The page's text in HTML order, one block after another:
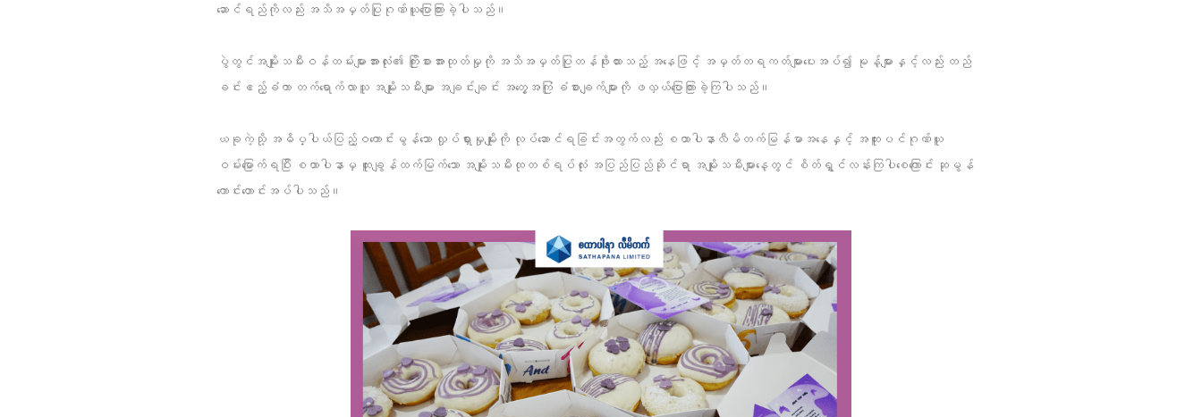
ဆောင်ရည်ကိုလည်း အသိအမှတ်ပြုဂုဏ်ယူပြောကြားခဲ့ပါသည်။
ပွဲတွင်အမျိုးသမီးဝန်ထမ်းများအားလုံး၏ ကြိုးစားအားထုတ်မှုကို အသိအမှတ်ပြုတန်ဖိုးထားသည့် အနေဖြင့် အမှတ်တရကတ်များပေးအပ်၍ မုန့်များနှင့်လည်း တည်
ခင်းဧည့်ခံကာ တက်ရောက်လာသူ အမျိုးသမီးများ အချင်းချင်း အတွေ့အကြုံ ခံစားချက်များကို ဖလှယ်ပြောကြားခဲ့ကြပါသည်။
ယခုကဲ့သို့ အဓိပ္ပါယ်ပြည့်ဝကောင်းမွန်သော လှုပ်ရှားမှုမျိုးကို လုပ်ဆောင်ရခြင်းအတွက်လည်း စထာပါနာလီမိတက်မြန်မာအနေနှင့် အထူးပင်ဂုဏ်ယူ
ဝမ်းမြောက်ရပြီး စထာပါနာမှ ထူးချွန်ထက်မြက်သော အမျိုးသမီးထုတစ်ရပ်လုံး အပြည်ပြည်ဆိုင်ရာ အမျိုးသမီးများနေ့တွင် စိတ်ရွှင်လန်းကြပါစေကြောင်း ဆုမွန်
ကောင်းတောင်းအပ်ပါသည်။